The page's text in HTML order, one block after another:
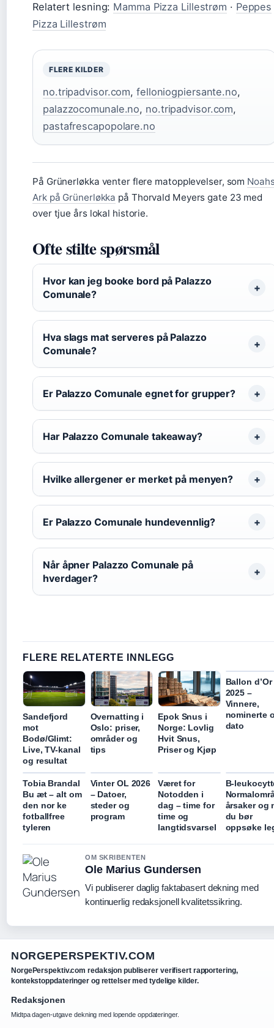
Relatert lesning: Mamma Pizza Lillestrøm · Peppes
Pizza Lillestrøm
FLERE KILDER
no.tripadvisor.com,felloniogpiersante.no,
palazzocomunale.no, no.tripadvisor.com,
pastafrescapopolare.no
På Grünerløkka venter flere matopplevelser, som
Ark på Grünerløkka på Thorvald Meyers gate 23 med
over tjue års lokal historie.
Ofte stilte spørsmål
Hvor kan jeg booke bord på Palazzo
Comunale?
Hva slags mat serveres på Palazzo
Comunale?
Er Palazzo Comunale egnet for grupper?
Har Palazzo Comunale takeaway?
Hvilke allergener er merket på menyen?
Er Palazzo Comunale hundevennlig?
Når åpner Palazzo Comunale på
hverdager?
FLERE RELATERTE INNLEGG
Sandefjord
mot
Bodø/Glimt:
Live, TV-kanal
og resultat
Overnatting i
Oslo: priser,
områder og
tips
Epok Snus i
Norge: Lovlig
Hvit Snus,
Priser og Kjøp
Ballon d’Or
2025 –
Vinnere,
nominerte
dato
Tobia Brandal
Bu æt – alt om
den nor ke
fotballfree
tyleren
Vinter OL 2026
– Datoer,
steder og
program
Været for
Notodden i
dag – time for
time og
langtidsvarsel
B-
årsaker og
du bør
oppsøke
OM SKRIBENTEN
Ole Marius Gundersen
Vi publiserer daglig faktabasert dekning med
kontinuerlig redaksjonell kvalitetssikring.
NORGEPERSPEKTIV.COM
NorgePerspektiv.com redaksjon publiserer verifisert rapportering,
kontekstoppdateringer og rettelser med tydelige kilder.
Redaksjonen
Midtpa dagen-utgave dekning med lopende oppdateringer.